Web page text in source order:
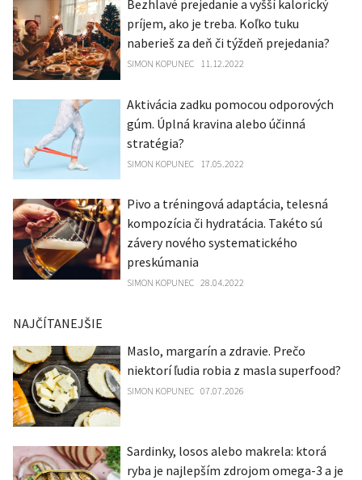
Bezhlavé prejedanie a vyšší kalorický
príjem, ako je treba. Koľko tuku
naberieš za deň či týždeň prejedania?
SIMON KOPUNEC 11.12.2022
Aktivácia zadku pomocou odporových
gúm. Úplná kravina alebo účinná
stratégia?
SIMON KOPUNEC 17.05.2022
Pivo a tréningová adaptácia, telesná
kompozícia či hydratácia. Takéto sú
závery nového systematického
preskúmania
SIMON KOPUNEC 28.04.2022
NAJČÍTANEJŠIE
Maslo, margarín a zdravie. Prečo
niektorí ľudia robia z masla superfood?
SIMON KOPUNEC 07.07.2026
Sardinky, losos alebo makrela: ktorá
ryba je najlepším zdrojom omega-3 a je